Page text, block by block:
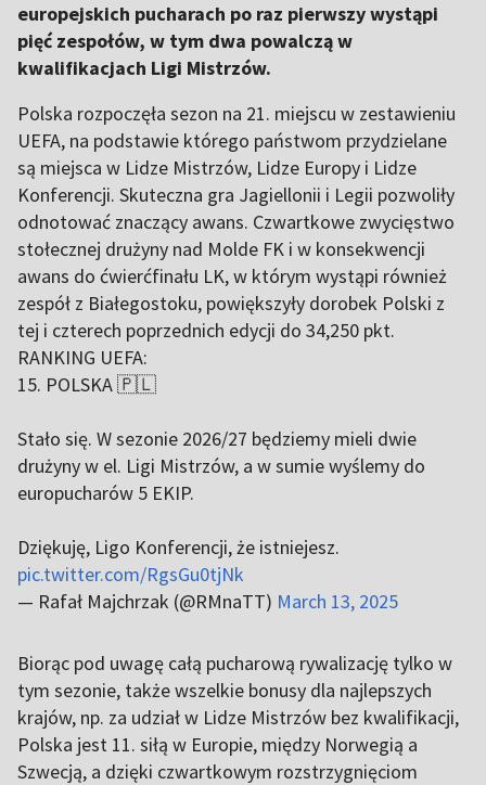
europejskich pucharach po raz pierwszy wystąpi
pięć zespołów, w tym dwa powalczą w
kwalifikacjach Ligi Mistrzów.
Polska rozpoczęła sezon na 21. miejscu w zestawieniu
UEFA, na podstawie którego państwom przydzielane
są miejsca w Lidze Mistrzów, Lidze Europy i Lidze
Konferencji. Skuteczna gra Jagiellonii i Legii pozwoliły
odnotować znaczący awans. Czwartkowe zwycięstwo
stołecznej drużyny nad Molde FK i w konsekwencji
awans do ćwierćfinału LK, w którym wystąpi również
zespół z Białegostoku, powiększyły dorobek Polski z
tej i czterech poprzednich edycji do 34,250 pkt.
RANKING UEFA:
15. POLSKA 🇵🇱
Stało się. W sezonie 2026/27 będziemy mieli dwie
drużyny w el. Ligi Mistrzów, a w sumie wyślemy do
europucharów 5 EKIP.
Dziękuję, Ligo Konferencji, że istniejesz.
pic.twitter.com/RgsGu0tjNk
— Rafał Majchrzak (@RMnaTT) March 13, 2025
Biorąc pod uwagę całą pucharową rywalizację tylko w
tym sezonie, także wszelkie bonusy dla najlepszych
krajów, np. za udział w Lidze Mistrzów bez kwalifikacji,
Polska jest 11. siłą w Europie, między Norwegią a
Szwecją, a dzięki czwartkowym rozstrzygnięciom